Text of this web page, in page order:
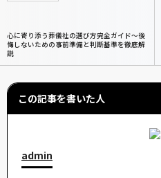
心に寄り添う葬儀社の選び方完全ガイド～後
悔しないための事前準備と判断基準を徹底解
説
この記事を書いた人
admin